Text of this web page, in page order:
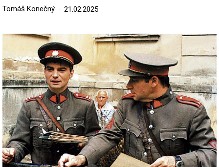
Tomáš Konečný 21.02.2025
Image